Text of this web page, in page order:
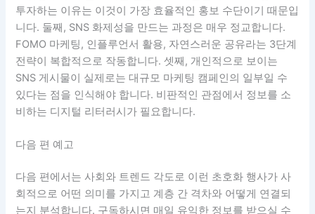
투자하는 이유는 이것이 가장 효율적인 홍보 수단이기 때문입
니다. 둘째, SNS 화제성을 만드는 과정은 매우 정교합니다.
FOMO 마케팅, 인플루언서 활용, 자연스러운 공유라는 3단계
전략이 복합적으로 작동합니다. 셋째, 개인적으로 보이는
SNS 게시물이 실제로는 대규모 마케팅 캠페인의 일부일 수
있다는 점을 인식해야 합니다. 비판적인 관점에서 정보를 소
비하는 디지털 리터러시가 필요합니다.
다음 편 예고
다음 편에서는 사회와 트렌드 각도로 이런 초호화 행사가 사
회적으로 어떤 의미를 가지고 계층 간 격차와 어떻게 연결되
는지 분석합니다. 구독하시면 매일 유익한 정보를 받으실 수